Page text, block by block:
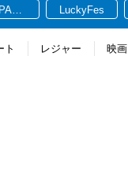
LuckyFes
ト レジャー 映画